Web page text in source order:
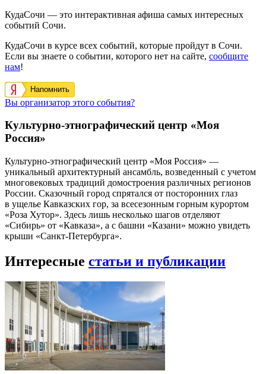
КудаСочи — это интерактивная афиша самых интересных
событий Сочи.
КудаСочи в курсе всех событий, которые пройдут в Сочи.
Если вы знаете о событии, которого нет на сайте, сообщите
нам!
Напомнить
Вы организатор этого события?
Культурно-этнографический центр «Моя
Россия»
Культурно-этнографический центр «Моя Россия» —
уникальный архитектурный ансамбль, возведенный с учетом
многовековых традиций домостроения различных регионов
России. Сказочный город спрятался от посторонних глаз
в ущелье Кавказских гор, за всесезонным горным курортом
«Роза Хутор». Здесь лишь несколько шагов отделяют
«Сибирь» от «Кавказа», а с башни «Казани» можно увидеть
крыши «Санкт-Петербурга».
Интересные статьи и публикации